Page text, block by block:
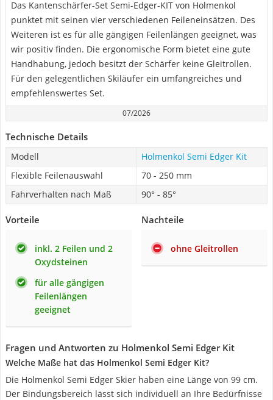
Das Kantenschärfer-Set Semi-Edger-KIT von Holmenkol
punktet mit seinen vier verschiedenen Feileneinsätzen. Des
Weiteren ist es für alle gängigen Feilenlängen geeignet, was
wir positiv finden. Die ergonomische Form bietet eine gute
Handhabung, jedoch besitzt der Schärfer keine Gleitrollen.
Für den gelegentlichen Skiläufer ein umfangreiches und
empfehlenswertes Set.
07/2026
Technische Details
Modell
Holmenkol Semi Edger Kit
Flexible Feilenauswahl
70 - 250 mm
Fahrverhalten nach Maß
90° - 85°
Vorteile
inkl. 2 Feilen und 2
Oxydsteinen
für alle gängigen
Feilenlängen
geeignet
Nachteile
ohne Gleitrollen
Fragen und Antworten zu Holmenkol Semi Edger Kit
Welche Maße hat das Holmenkol Semi Edger Kit?
Die Holmenkol Semi Edger Skier haben eine Länge von 99 cm.
Der Bindungsbereich lässt sich individuell an Ihre Bedürfnisse